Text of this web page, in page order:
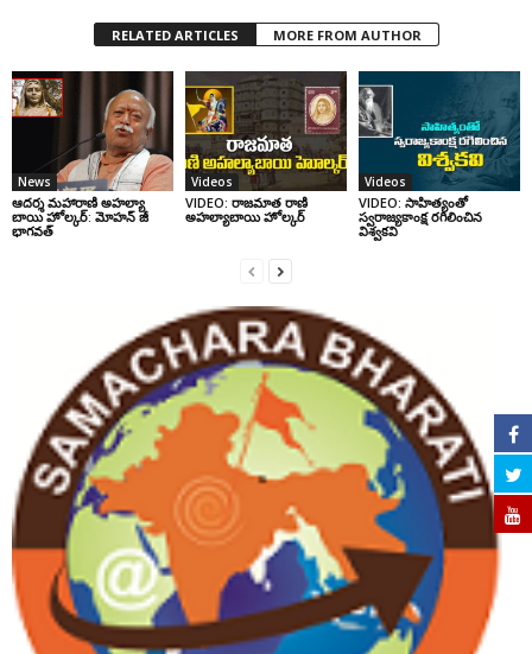
RELATED ARTICLES MORE FROM AUTHOR
News
ఆదర్శ మహారాణి అహల్యా
బాయి హోల్కర్: మోహన్ జీ
భాగవత్
Videos
VIDEO: రాజమాత రాణి
అహల్యాబాయి హోల్కర్
Videos
VIDEO: సాహిత్యంతో
స్వరాజ్యకాంక్ష రగిలించిన
విశ్వకవి